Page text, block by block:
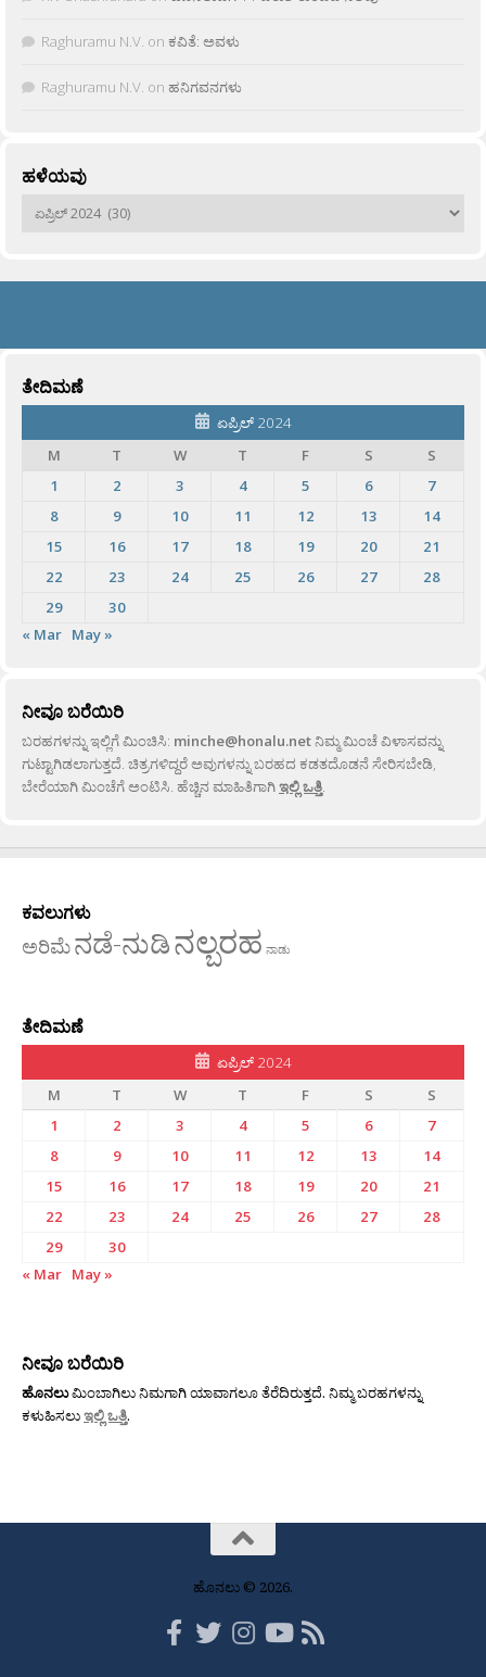
Raghuramu N.V. on ಕವಿತೆ: ಅವಳು
Raghuramu N.V. on ಹನಿಗವನಗಳು
ಹಳೆಯವು
ಹಳೆಯವು
ತೇದಿಮಣೆ
ಏಪ್ರಿಲ್ 2024
M
T W T F S
S
1
2 3 4 5 6
7
8
9 10 11 12 13
14
15
16 17 18 19 20
21
22
23 24 25 26 27
28
29
30
« Mar May »
ನೀವೂ ಬರೆಯಿರಿ
ಬರಹಗಳನ್ನು ಇಲ್ಲಿಗೆ ಮಿಂಚಿಸಿ: minche@honalu.netನಿಮ್ಮ ಮಿಂಚೆ ವಿಳಾಸವನ್ನು
ಗುಟ್ಟಾಗಿಡಲಾಗುತ್ತದೆ. ಚಿತ್ರಗಳಿದ್ದರೆ ಅವುಗಳನ್ನು ಬರಹದ ಕಡತದೊಡನೆ ಸೇರಿಸಬೇಡಿ,
ಬೇರೆಯಾಗಿ ಮಿಂಚೆಗೆ ಅಂಟಿಸಿ. ಹೆಚ್ಚಿನ ಮಾಹಿತಿಗಾಗಿಇಲ್ಲಿ ಒತ್ತಿ.
ಕವಲುಗಳು
ಅರಿಮೆನಡೆ-ನುಡಿನಲ್ಬರಹ ನಾಡು
ತೇದಿಮಣೆ
ಏಪ್ರಿಲ್ 2024
M
T W T F S
S
1
2 3 4 5 6
7
8
9 10 11 12 13
14
15
16 17 18 19 20
21
22
23 24 25 26 27
28
29
30
« Mar May »
ನೀವೂ ಬರೆಯಿರಿ
ಹೊನಲುಮಿಂಬಾಗಿಲು ನಿಮಗಾಗಿ ಯಾವಾಗಲೂ ತೆರೆದಿರುತ್ತದೆ. ನಿಮ್ಮ ಬರಹಗಳನ್ನು
ಕಳುಹಿಸಲುಇಲ್ಲಿ ಒತ್ತಿ.
ಹೊನಲು © 2026.